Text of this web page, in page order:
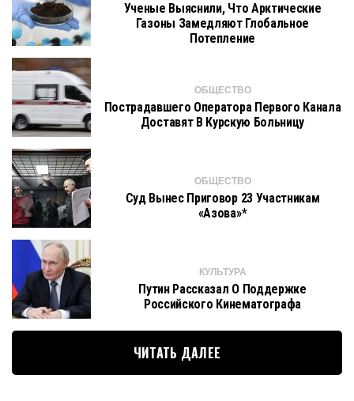
Ученые Выяснили, Что Арктические
Газоны Замедляют Глобальное
Потепление
ОБЩЕСТВО
Пострадавшего Оператора Первого Канала
Доставят В Курскую Больницу
ОБЩЕСТВО
Суд Вынес Приговор 23 Участникам
«Азова»*
КУЛЬТУРА
Путин Рассказал О Поддержке
Российского Кинематографа
ЧИТАТЬ ДАЛЕЕ